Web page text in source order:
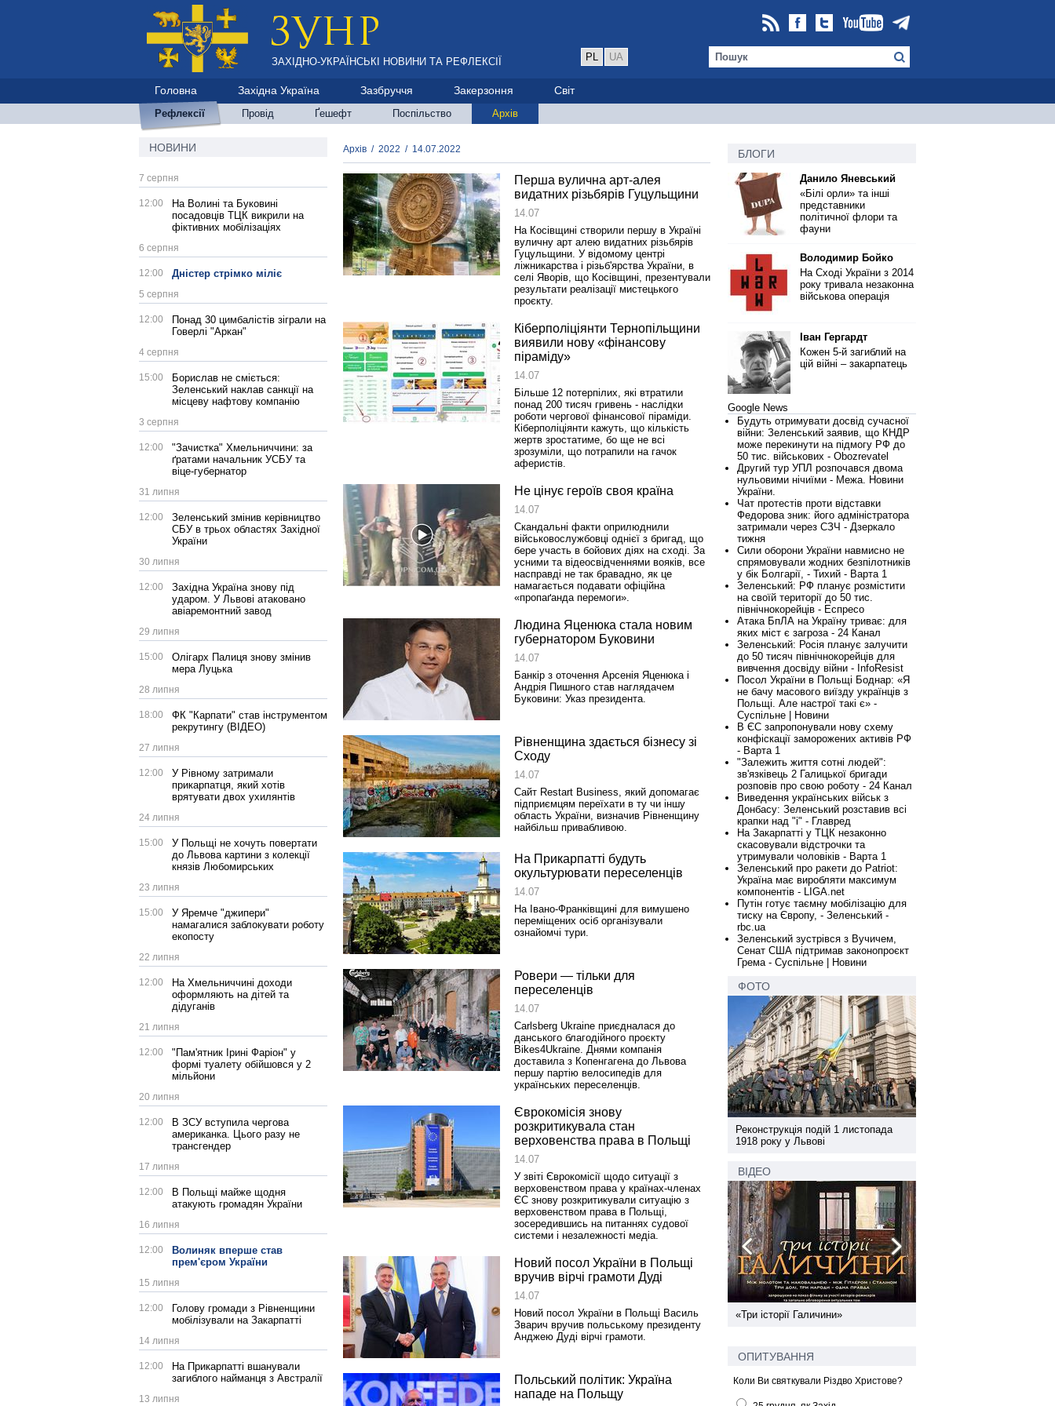
ЗАХІДНО-УКРАЇНСЬКІ НОВИНИ ТА РЕФЛЕКСІЇ PL UA
Головна Західна Україна Зазбруччя Закерзоння Світ
Рефлексії Провід Ґешефт Поспільство Архів
НОВИНИ
7 серпня
12:00
На Волині та Буковині
посадовців ТЦК викрили на
фіктивних мобілізаціях
6 серпня
12:00 Дністер стрімко міліє
5 серпня
12:00
Понад 30 цимбалістів зіграли на
Говерлі "Аркан"
4 серпня
15:00
Борислав не сміється:
Зеленський наклав санкції на
місцеву нафтову компанію
3 серпня
12:00
"Зачистка" Хмельниччини: за
ґратами начальник УСБУ та
віце-губернатор
31 липня
12:00
Зеленський змінив керівництво
СБУ в трьох областях Західної
України
30 липня
12:00
Західна Україна знову під
ударом. У Львові атаковано
авіаремонтний завод
29 липня
15:00
Олігарх Палиця знову змінив
мера Луцька
28 липня
18:00
ФК "Карпати" став інструментом
рекрутингу (ВІДЕО)
27 липня
12:00
У Рівному затримали
прикарпатця, який хотів
врятувати двох ухилянтів
24 липня
15:00
У Польщі не хочуть повертати
до Львова картини з колекції
князів Любомирських
23 липня
15:00
У Яремче "джипери"
намагалися заблокувати роботу
екопосту
22 липня
12:00
На Хмельниччині доходи
оформляють на дітей та
дідуганів
21 липня
12:00
"Пам'ятник Ірині Фаріон" у
формі туалету обійшовся у 2
мільйони
20 липня
12:00
В ЗСУ вступила чергова
американка. Цього разу не
трансгендер
17 липня
12:00
В Польщі майже щодня
атакують громадян України
16 липня
12:00
Волиняк вперше став
прем'єром України
15 липня
12:00
Голову громади з Рівненщини
мобілізували на Закарпатті
14 липня
12:00
На Прикарпатті вшанували
загиблого найманця з Австралії
13 липня
Архів / 2022 / 14.07.2022
Перша вулична арт-алея
видатних різьбярів Гуцульщини
14.07
На Косівщині створили першу в Україні
вуличну арт алею видатних різьбярів
Гуцульщини. У відомому центрі
ліжникарства і різьб'ярства України, в
селі Яворів, що Косівщині, презентували
результати реалізації мистецького
проєкту.
Кіберполіціянти Тернопільщини
виявили нову «фінансову
піраміду»
14.07
Більше 12 потерпілих, які втратили
понад 200 тисяч гривень - наслідки
роботи чергової фінансової піраміди.
Кіберполіціянти кажуть, що кількість
жертв зростатиме, бо ще не всі
зрозуміли, що потрапили на гачок
аферистів.
Не цінує героїв своя країна
14.07
Скандальні факти оприлюднили
військовослужбовці однієї з бригад, що
бере участь в бойових діях на сході. За
усними та відеосвідченнями вояків, все
насправді не так бравадно, як це
намагається подавати офіційна
«пропаґанда перемоги».
Людина Яценюка стала новим
губернатором Буковини
14.07
Банкір з оточення Арсенія Яценюка і
Андрія Пишного став наглядачем
Буковини: Указ президента.
Рівненщина здається бізнесу зі
Сходу
14.07
Сайт Restart Business, який допомагає
підприємцям переїхати в ту чи іншу
область України, визначив Рівненщину
найбільш привабливою.
На Прикарпатті будуть
окультурювати переселенців
14.07
На Івано-Франківщині для вимушено
переміщених осіб організували
ознайомчі тури.
Ровери — тільки для
переселенців
14.07
Carlsberg Ukraine приєдналася до
данського благодійного проєкту
Bikes4Ukraine. Днями компанія
доставила з Копенгагена до Львова
першу партію велосипедів для
українських переселенців.
Єврокомісія знову
розкритикувала стан
верховенства права в Польщі
14.07
У звіті Єврокомісії щодо ситуації з
верховенством права у країнах-членах
ЄС знову розкритикували ситуацію з
верховенством права в Польщі,
зосередившись на питаннях судової
системи і незалежності медіа.
Новий посол України в Польщі
вручив вірчі грамоти Дуді
14.07
Новий посол України в Польщі Василь
Зварич вручив польському президенту
Анджею Дуді вірчі грамоти.
Польський політик: Україна
нападе на Польщу
БЛОГИ
Данило Яневський
«Білі орли» та інші
представники
політичної флори та
фауни
Володимир Бойко
На Сході України з 2014
року тривала незаконна
військова операція
Іван Гергардт
Кожен 5-й загиблий на
цій війні – закарпатець
Google News
Будуть отримувати досвід сучасної
війни: Зеленський заявив, що КНДР
може перекинути на підмогу РФ до
50 тис. військових - Obozrevatel
Другий тур УПЛ розпочався двома
нульовими нічиїми - Межа. Новини
України.
Чат протестів проти відставки
Федорова зник: його адміністратора
затримали через СЗЧ - Дзеркало
тижня
Сили оборони України навмисно не
спрямовували жодних безпілотників
у бік Болгарії, - Тихий - Варта 1
Зеленський: РФ планує розмістити
на своїй території до 50 тис.
північнокорейців - Еспресо
Атака БпЛА на Україну триває: для
яких міст є загроза - 24 Канал
Зеленський: Росія планує залучити
до 50 тисяч північнокорейців для
вивчення досвіду війни - InfoResist
Посол України в Польщі Боднар: «Я
не бачу масового виїзду українців з
Польщі. Але настрої такі є» -
Суспільне | Новини
В ЄС запропонували нову схему
конфіскації заморожених активів РФ
- Варта 1
"Залежить життя сотні людей":
зв'язківець 2 Галицької бригади
розповів про свою роботу - 24 Канал
Виведення українських військ з
Донбасу: Зеленський розставив всі
крапки над "і" - Главред
На Закарпатті у ТЦК незаконно
скасовували відстрочки та
утримували чоловіків - Варта 1
Зеленський про ракети до Patriot:
Україна має виробляти максимум
компонентів - LIGA.net
Путін готує таємну мобілізацію для
тиску на Європу, - Зеленський -
rbc.ua
Зеленський зустрівся з Вучичем,
Сенат США підтримав законопроєкт
Грема - Суспільне | Новини
ФОТО
Реконструкція подій 1 листопада
1918 року у Львові
Реконструкція подій 1 листопада
1918 року у Львові
ВІДЕО
Спільний інформпростір Західної
України
«Три історії Галичини»
ОПИТУВАННЯ
Коли Ви святкували Різдво Христове?